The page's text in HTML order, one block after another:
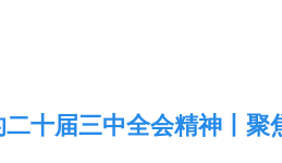
十届三中全会精神丨